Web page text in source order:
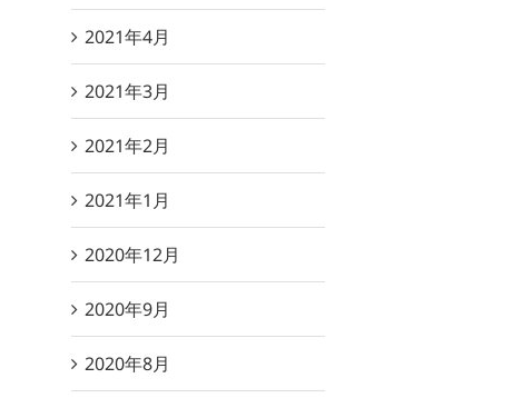
2021年4月
2021年3月
2021年2月
2021年1月
2020年12月
2020年9月
2020年8月